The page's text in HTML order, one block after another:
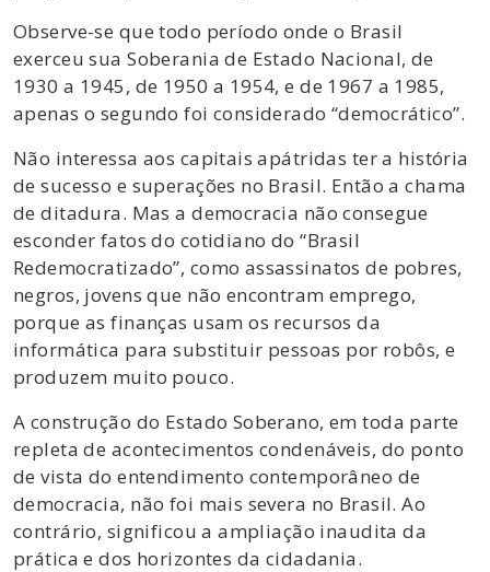
Observe-se que todo período onde o Brasil
exerceu sua Soberania de Estado Nacional, de
1930 a 1945, de 1950 a 1954, e de 1967 a 1985,
apenas o segundo foi considerado “democrático”.
Não interessa aos capitais apátridas ter a história
de sucesso e superações no Brasil. Então a chama
de ditadura. Mas a democracia não consegue
esconder fatos do cotidiano do “Brasil
Redemocratizado”, como assassinatos de pobres,
negros, jovens que não encontram emprego,
porque as finanças usam os recursos da
informática para substituir pessoas por robôs, e
produzem muito pouco.
A construção do Estado Soberano, em toda parte
repleta de acontecimentos condenáveis, do ponto
de vista do entendimento contemporâneo de
democracia, não foi mais severa no Brasil. Ao
contrário, significou a ampliação inaudita da
prática e dos horizontes da cidadania.